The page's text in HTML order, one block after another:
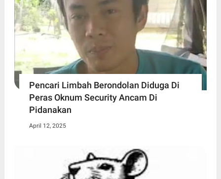
Pencari Limbah Berondolan Diduga Di
Peras Oknum Security Ancam Di
Pidanakan
April 12, 2025